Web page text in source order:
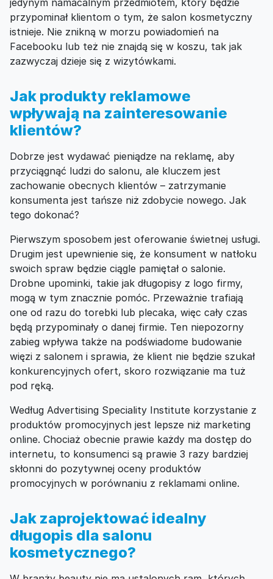
przypominał klientom o tym, że salon kosmetyczny
istnieje. Nie znikną w morzu powiadomień na
Facebooku lub też nie znajdą się w koszu, tak jak
zazwyczaj dzieje się z wizytówkami.
Jak produkty reklamowe
wpływają na zainteresowanie
klientów?
Dobrze jest wydawać pieniądze na reklamę, aby
przyciągnąć ludzi do salonu, ale kluczem jest
zachowanie obecnych klientów – zatrzymanie
konsumenta jest tańsze niż zdobycie nowego. Jak
tego dokonać?
Pierwszym sposobem jest oferowanie świetnej usługi.
Drugim jest upewnienie się, że konsument w natłoku
swoich spraw będzie ciągle pamiętał o salonie.
Drobne upominki, takie jak długopisy z logo firmy,
mogą w tym znacznie pomóc. Przeważnie trafiają
one od razu do torebki lub plecaka, więc cały czas
będą przypominały o danej firmie. Ten niepozorny
zabieg wpływa także na podświadome budowanie
więzi z salonem i sprawia, że klient nie będzie szukał
konkurencyjnych ofert, skoro rozwiązanie ma tuż
pod ręką.
Według Advertising Speciality Institute korzystanie z
produktów promocyjnych jest lepsze niż marketing
online. Chociaż obecnie prawie każdy ma dostęp do
internetu, to konsumenci są prawie 3 razy bardziej
skłonni do pozytywnej oceny produktów
promocyjnych w porównaniu z reklamami online.
Jak zaprojektować idealny
długopis dla salonu
kosmetycznego?